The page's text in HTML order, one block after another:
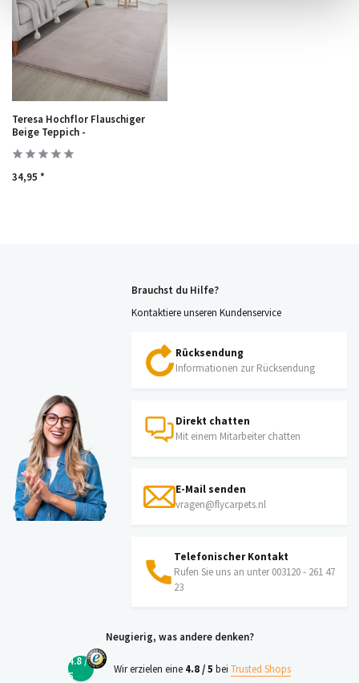
Teresa Hochflor Flauschiger
Beige Teppich -
34,95 *
Brauchst du Hilfe?
Kontaktiere unseren Kundenservice
Rücksendung
Informationen zur Rücksendung
Direkt chatten
Mit einem Mitarbeiter chatten
E-Mail senden
vragen@flycarpets.nl
Telefonischer Kontakt
Rufen Sie uns an unter 003120 - 261 47
23
Neugierig, was andere denken?
4.8 /
5
Wir erzielen eine 4.8 / 5 bei Trusted Shops